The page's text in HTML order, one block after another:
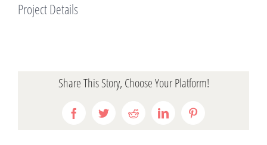
Project Details
Share This Story, Choose Your Platform!
FacebookTwitterRedditLinkedInPinterest